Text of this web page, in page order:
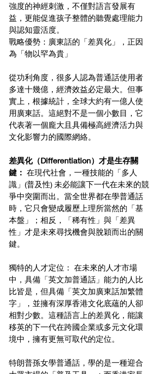
強度的神經刺激，不僅對語言發展有
益，更能促進孩子整體的聽覺處理能力
與認知靈活度。
戰略優勢：廣東話的「差異化」，正因
為「物以罕為貴」
從功利角度，很多人認為普通話使用者
多達十幾億，經濟效益必定最大。但事
實上，根據統計，全球大約有一億人使
用廣東話。這絕對不是一個小數目，它
代表著一個龐大且具備極高經濟活力與
文化影響力的國際網絡。
差異化（Differentiation）才是生存關
鍵： 在現代社會，一種技能的「多人
識」(普及性) 未必能讓下一代在未來的競
爭中突圍而出。當全世界都在學普通話
時，它只會變成履歷上理所當然的「基
本盤」；相反，「稀有性」與「差異
性」才是未來尋找機會與脫穎而出的關
鍵。
獨特的人才定位： 在未來的人才市場
中，具備「英文加普通話」能力的人比
比皆是，但具備「英文加廣東話加繁體
字」，並擁有深厚香港文化底蘊的人卻
相對少數。這種語言上的差異化，能讓
移英的下一代在跨國企業或多元文化環
境中，擁有更無可取代的定位。
特朗普孫女學普通話，學的是一種迎合